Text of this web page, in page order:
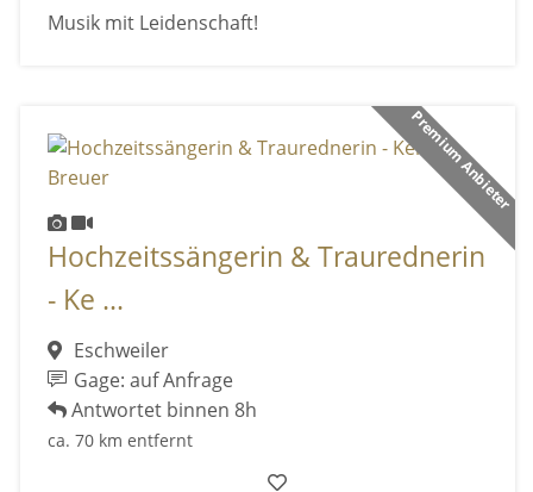
Musik mit Leidenschaft!
Premium Anbieter
Hochzeitssängerin & Traurednerin
- Ke ...
Eschweiler
Gage: auf Anfrage
Antwortet binnen 8h
ca. 70 km entfernt